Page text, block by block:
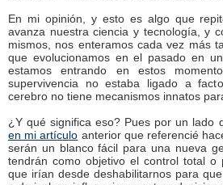
En mi opinión, y esto es algo que
avanza nuestra ciencia y tecnología, y
mismos, nos enteramos cada vez más
que evolucionamos en el pasado en
estamos entrando en estos
supervivencia no estaba ligado a
cerebro no tiene mecanismos innatos
¿Y qué significa eso? Pues por un lado
en mi artículo anterior que referencié
serán un blanco fácil para una nueva
tendrán como objetivo el control total
que irían desde deshabilitarnos para